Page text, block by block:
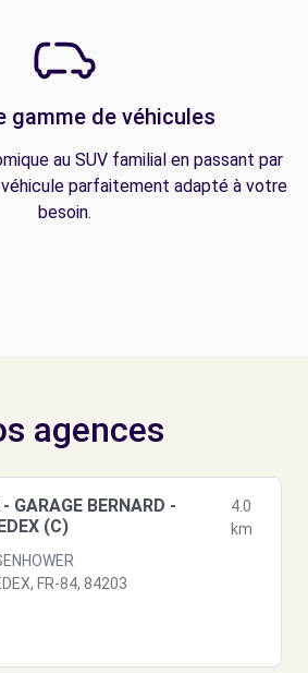
gamme de véhicules
au SUV familial en passant par
parfaitement adapté à votre
besoin.
agences
BERNARD -
(C)
4.0
km
FR-84, 84203